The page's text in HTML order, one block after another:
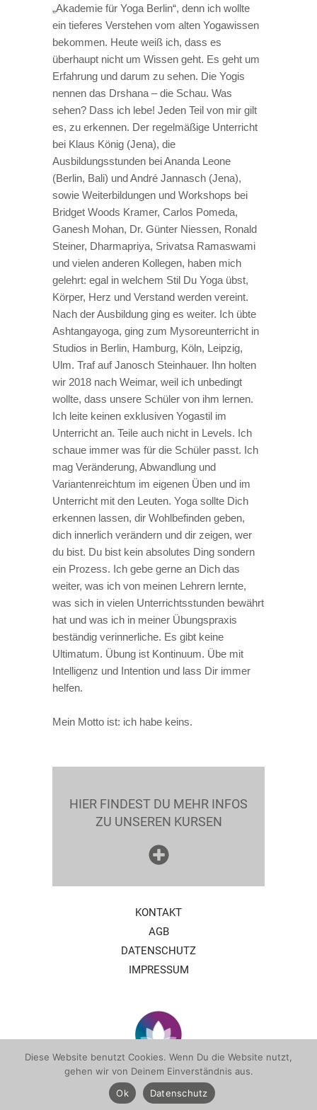
„Akademie für Yoga Berlin“, denn ich wollte
ein tieferes Verstehen vom alten Yogawissen
bekommen. Heute weiß ich, dass es
überhaupt nicht um Wissen geht. Es geht um
Erfahrung und darum zu sehen. Die Yogis
nennen das Drshana – die Schau. Was
sehen? Dass ich lebe! Jeden Teil von mir gilt
es, zu erkennen. Der regelmäßige Unterricht
bei Klaus König (Jena), die
Ausbildungsstunden bei Ananda Leone
(Berlin, Bali) und André Jannasch (Jena),
sowie Weiterbildungen und Workshops bei
Bridget Woods Kramer, Carlos Pomeda,
Ganesh Mohan, Dr. Günter Niessen, Ronald
Steiner, Dharmapriya, Srivatsa Ramaswami
und vielen anderen Kollegen, haben mich
gelehrt: egal in welchem Stil Du Yoga übst,
Körper, Herz und Verstand werden vereint.
Nach der Ausbildung ging es weiter. Ich übte
Ashtangayoga, ging zum Mysoreunterricht in
Studios in Berlin, Hamburg, Köln, Leipzig,
Ulm. Traf auf Janosch Steinhauer. Ihn holten
wir 2018 nach Weimar, weil ich unbedingt
wollte, dass unsere Schüler von ihm lernen.
Ich leite keinen exklusiven Yogastil im
Unterricht an. Teile auch nicht in Levels. Ich
schaue immer was für die Schüler passt. Ich
mag Veränderung, Abwandlung und
Variantenreichtum im eigenen Üben und im
Unterricht mit den Leuten. Yoga sollte Dich
erkennen lassen, dir Wohlbefinden geben,
dich innerlich verändern und dir zeigen, wer
du bist. Du bist kein absolutes Ding sondern
ein Prozess. Ich gebe gerne an Dich das
weiter, was ich von meinen Lehrern lernte,
was sich in vielen Unterrichtsstunden bewährt
hat und was ich in meiner Übungspraxis
beständig verinnerliche. Es gibt keine
Ultimatum. Übung ist Kontinuum. Übe mit
Intelligenz und Intention und lass Dir immer
helfen.
Mein Motto ist: ich habe keins.
HIER FINDEST DU MEHR INFOS
ZU UNSEREN KURSEN
KONTAKT
AGB
DATENSCHUTZ
IMPRESSUM
Diese Website benutzt Cookies. Wenn Du die Website nutzt,
gehen wir von Deinem Einverständnis aus.
Ok
Datenschutz